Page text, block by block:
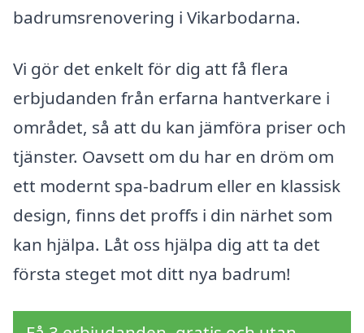
badrumsrenovering i Vikarbodarna.
Vi gör det enkelt för dig att få flera
erbjudanden från erfarna hantverkare i
området, så att du kan jämföra priser och
tjänster. Oavsett om du har en dröm om
ett modernt spa-badrum eller en klassisk
design, finns det proffs i din närhet som
kan hjälpa. Låt oss hjälpa dig att ta det
första steget mot ditt nya badrum!